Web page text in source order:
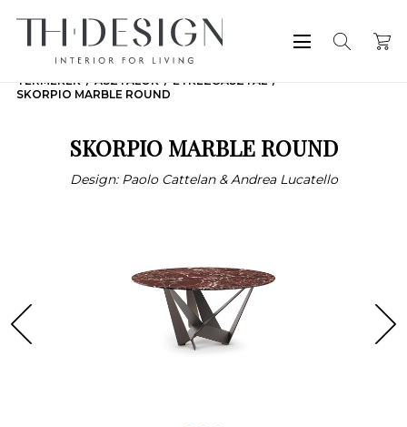
TERMÉKEK ASZTALOK
ÉTKEZŐASZTAL
SKORPIO MARBLE ROUND
SKORPIO MARBLE ROUND
Design: Paolo Cattelan & Andrea Lucatello